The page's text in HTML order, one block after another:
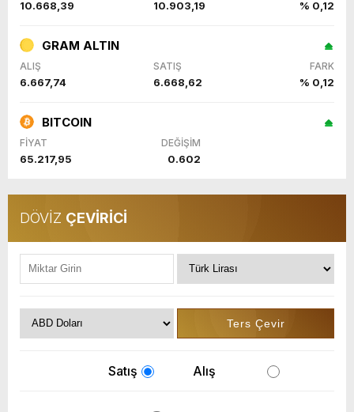
10.668,39 10.903,19 % 0,12
GRAM ALTIN
ALIŞ SATIŞ FARK
6.667,74 6.668,62 % 0,12
BITCOIN
FİYAT DEĞİŞİM
65.217,95 0.602
DÖVİZ ÇEVİRİCİ
Satış Alış